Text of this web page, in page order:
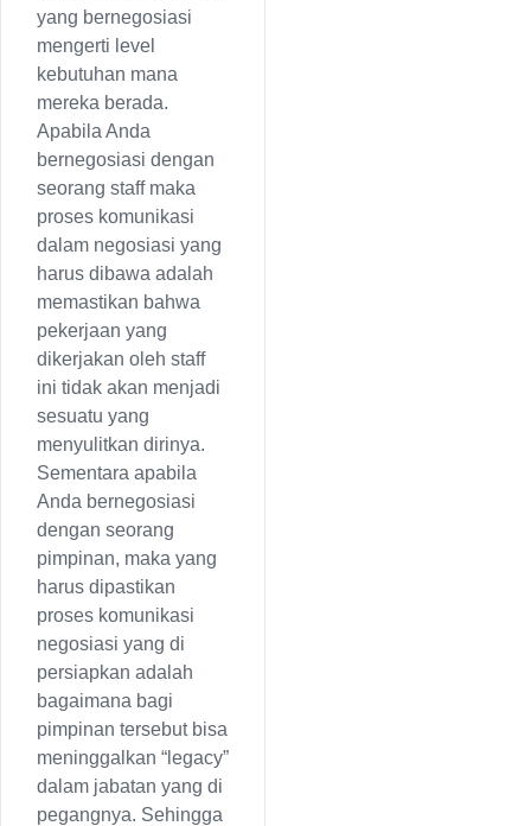
yang bernegosiasi
mengerti level
kebutuhan mana
mereka berada.
Apabila Anda
bernegosiasi dengan
seorang staff maka
proses komunikasi
dalam negosiasi yang
harus dibawa adalah
memastikan bahwa
pekerjaan yang
dikerjakan oleh staff
ini tidak akan menjadi
sesuatu yang
menyulitkan dirinya.
Sementara apabila
Anda bernegosiasi
dengan seorang
pimpinan, maka yang
harus dipastikan
proses komunikasi
negosiasi yang di
persiapkan adalah
bagaimana bagi
pimpinan tersebut bisa
meninggalkan “legacy”
dalam jabatan yang di
pegangnya. Sehingga